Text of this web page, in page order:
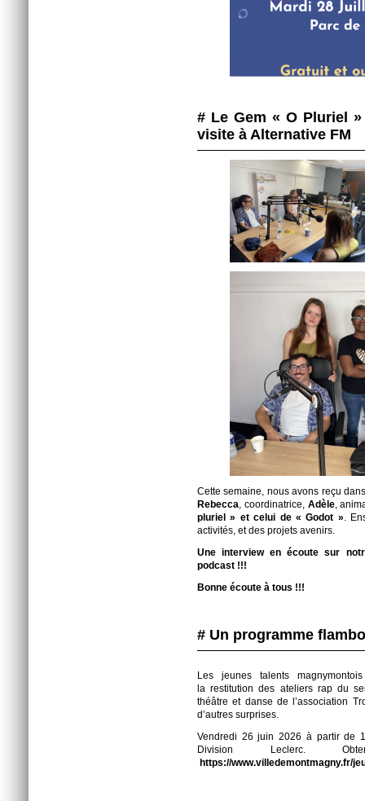
# Le Gem « O Pluriel
visite à Alternative FM
Cette semaine, nous avons reçu
Rebecca, coordinatrice, Adèle,
pluriel » et celui de « Godot ».
activités, et des projets avenirs.
Une interview en écoute sur
podcast !!!
Bonne écoute à tous !!!
# Un programme
Les jeunes talents
la restitution des ateliers rap du
théâtre et danse de l’association
d’autres surprises.
Vendredi 26 juin 2026 à partir de
Division Leclerc.
https://www.villedemontmagny.fr/